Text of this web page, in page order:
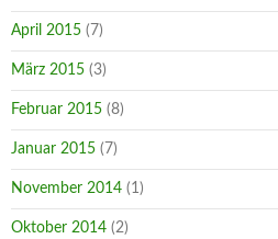
April 2015 (7)
März 2015 (3)
Februar 2015 (8)
Januar 2015 (7)
November 2014 (1)
Oktober 2014 (2)